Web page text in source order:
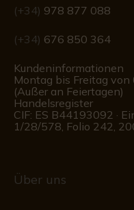
(+34) 978 877 088
(+34) 676 850 364
Kundeninformationen
Montag bis Freitag
(Außer an Feiertagen)
Handelsregister
CIF: ES B44193092 ·
1/28/578, Folio 242,
Über uns